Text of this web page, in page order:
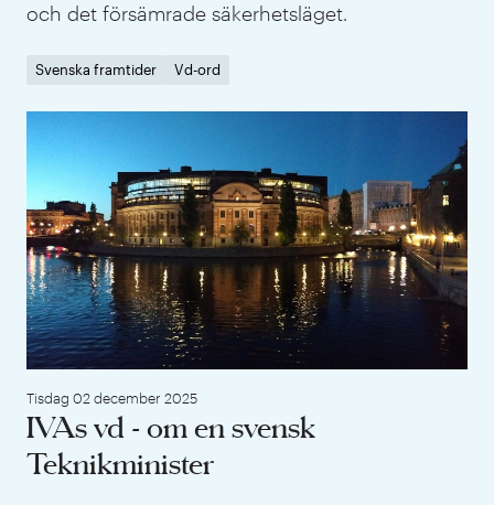
och det försämrade säkerhetsläget.
Svenska framtider Vd-ord
Tisdag 02 december 2025
IVAs vd - om en svensk
Teknikminister